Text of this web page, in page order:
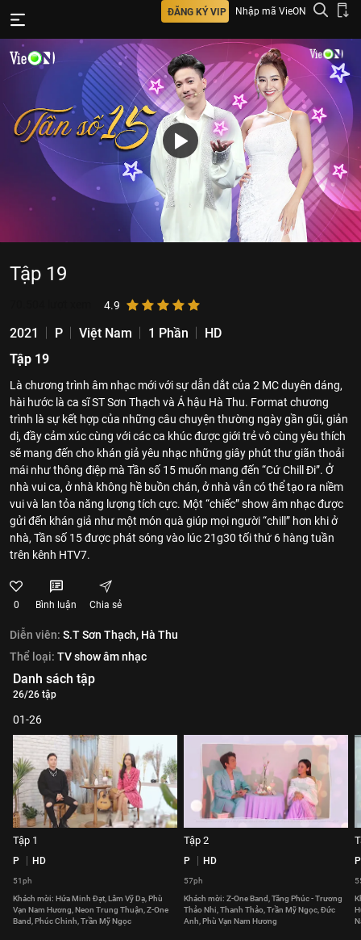
ĐĂNG KÝ VIP Nhập mã VieON
Tập 19
4.9
2021 P Việt Nam 1 Phần
HD
Tập 19
Là chương trình âm nhạc mới với sự dẫn dắt của 2 MC duyên dáng,
hài hước là ca sĩ ST Sơn Thạch và Á hậu Hà Thu. Format chương
trình là sự kết hợp của những câu chuyện thường ngày gần gũi, giản
dị, đầy cảm xúc cùng với các ca khúc được giới trẻ vô cùng yêu thích
sẽ mang đến cho khán giả yêu nhạc những giây phút thư giãn thoải
mái như thông điệp mà Tần số 15 muốn mang đến “Cứ Chill Đi”. Ở
nhà vui ca, ở nhà không hề buồn chán, ở nhà vẫn có thể tạo ra niềm
vui và lan tỏa năng lượng tích cực. Một “chiếc” show âm nhạc được
gửi đến khán giả như một món quà giúp mọi người “chill” hơn khi ở
nhà, Tần số 15 được phát sóng vào lúc 21g30 tối thứ 6 hàng tuần
trên kênh HTV7.
0 Bình luận Chia sẻ
Diễn viên: S.T Sơn Thạch, Hà Thu
Thể loại: TV show âm nhạc
Danh sách tập
26/26 tập
01-26
Tập 1
P HD
51ph
Khách mời: Hứa Minh Đạt, Lâm Vỹ Dạ, Phù
Vạn Nam Hương, Neon Trung Thuận, Z-One
Band, Phúc Chinh, Trần Mỹ Ngọc
Tập 2
P HD
57ph
Khách mời: Z-One Band, Tăng Phúc - Trương
Thảo Nhi, Thanh Thảo, Trần Mỹ Ngọc, Đức
Anh, Phù Vạn Nam Hương
P